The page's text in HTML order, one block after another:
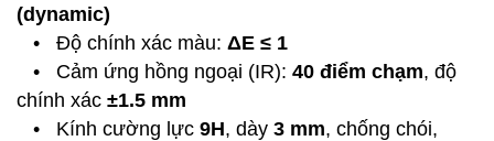
(dynamic)
• Độ chính xác màu: ΔE ≤ 1
• Cảm ứng hồng ngoại (IR): 40 điểm chạm, độ
chính xác ±1.5 mm
• Kính cường lực 9H, dày 3 mm, chống chói,